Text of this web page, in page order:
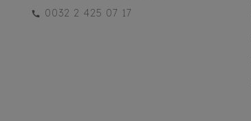
0032 2 425 07 17